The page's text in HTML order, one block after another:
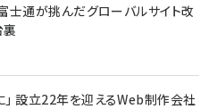
士通が挑んだグローバルサイト改
設立22年を迎えるWeb制作会社